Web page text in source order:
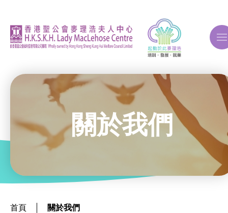
關於我們
葵涌區 – 工商業社會服務部
葵涌邨旭葵樓 - 葵涌社區服務中心
關於我們
首頁 關於我們